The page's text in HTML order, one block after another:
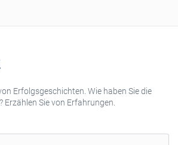
Erfolgsgeschichten. Wie haben Sie die
Sie von Erfahrungen.